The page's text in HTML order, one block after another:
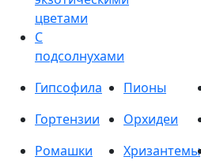
цветами
С
подсолнухами
Гипсофила
Пионы
Гортензии
Орхидеи
Ромашки
Хризантемы